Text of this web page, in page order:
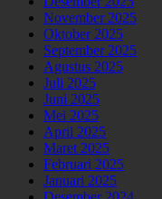
November 2025
Oktober 2025
September 2025
Agustus 2025
Juli 2025
Juni 2025
Mei 2025
April 2025
Maret 2025
Februari 2025
Januari 2025